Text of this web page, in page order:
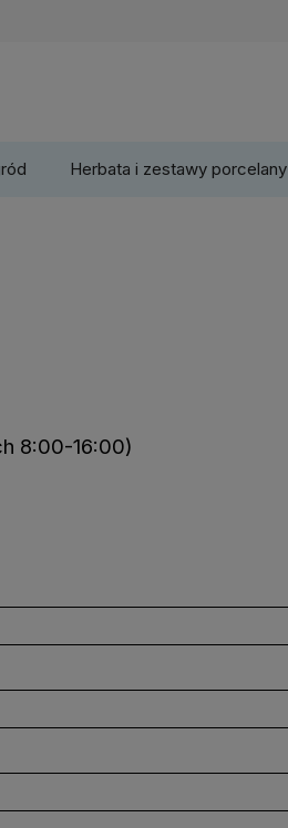
Herbata i zestawy porcelany
8:00-16:00)